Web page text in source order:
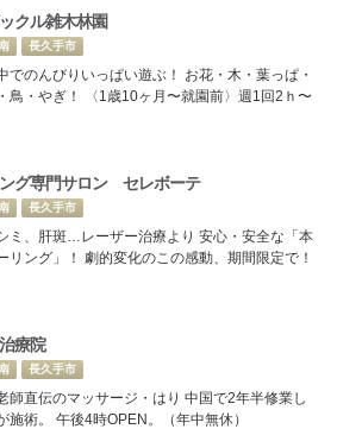
クル雑木林園
長久手市
でのんびりいっぱい遊ぶ！ お花・木・葉っぱ・
鳥・やぎ！ 〈1歳10ヶ月〜就園前〉週1回2ｈ〜
グ専門サロン セレボーテ
長久手市
ミ、肝斑…レーザー治療より 安心・安全な「本
リング」！ 劇的変化のこの感動、期間限定で！
療院
長久手市
師直伝のマッサージ・はり 中国で2年半修業し
施術。 午後4時OPEN。（年中無休）